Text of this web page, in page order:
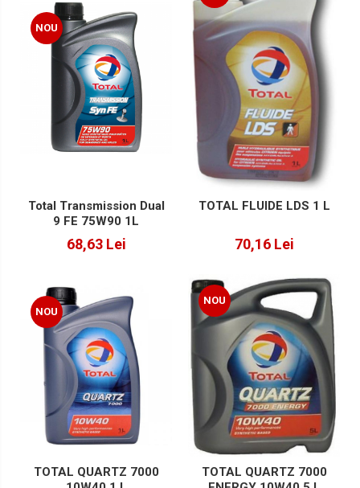
Lichide Suspensie Motociclete
Lichide Întreținere
Lichide Întreținere Autoturisme
Lichide Întreținere Camioane
Lichide Întreținere Motociclete
NOU
Total Transmission Dual
9 FE 75W90 1L
68,63 Lei
TOTAL FLUIDE LDS 1 L
70,16 Lei
NOU
TOTAL QUARTZ 7000
NOU
TOTAL QUARTZ 7000